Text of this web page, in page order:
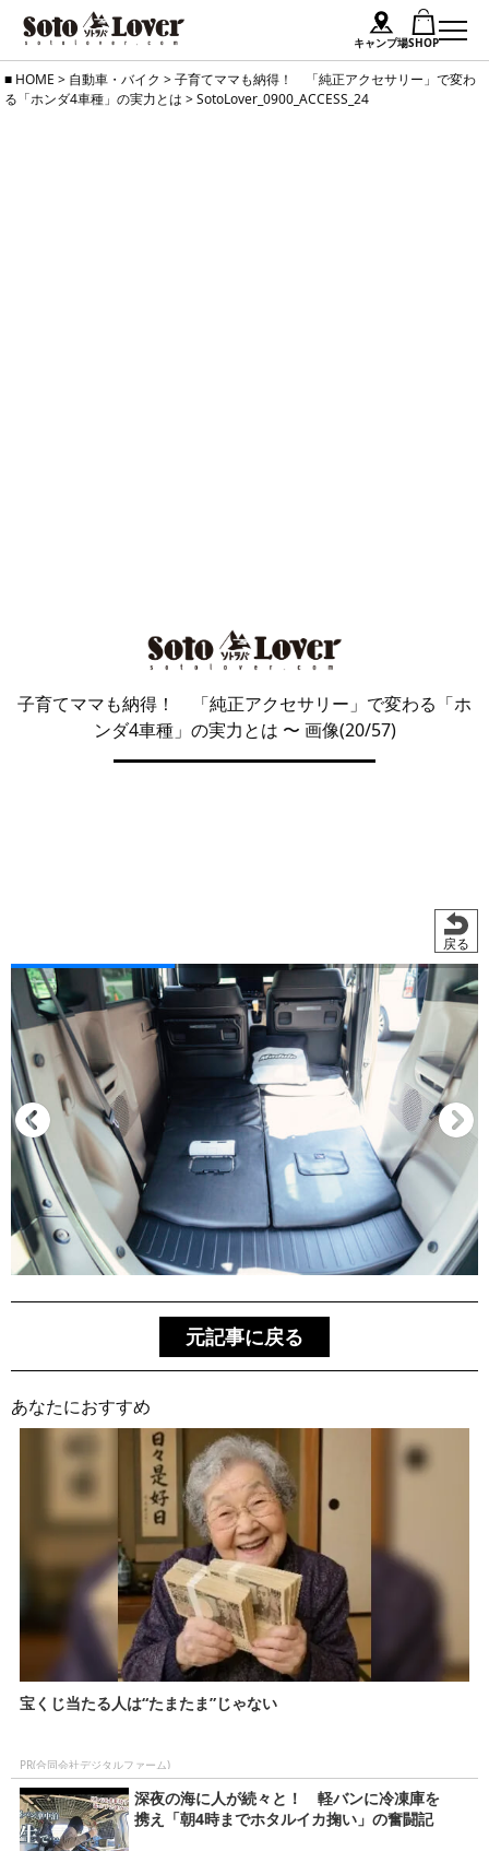
キャンプ場SHOP
Skip
to
HOME > 自動車・バイク >子育てママも納得！ 「純正アクセサリー」で変わ
る「ホンダ4車種」の実力とは >SotoLover_0900_ACCESS_24
子育てママも納得！ 「純正アクセサリー」で変わる「ホ
ンダ4車種」の実力とは 〜 画像(20/57)
戻る
元記事に戻る
あなたにおすすめ
宝くじ当たる人は“たまたま”じゃない
PR(合同会社デジタルファーム)
深夜の海に人が続々と！ 軽バンに冷凍庫を
携え「朝4時までホタルイカ掬い」の奮闘記